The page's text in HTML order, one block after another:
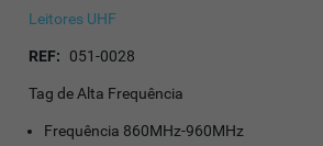
Leitores UHF
REF: 051-0028
Tag de Alta Frequência
Frequência 860MHz-960MHz